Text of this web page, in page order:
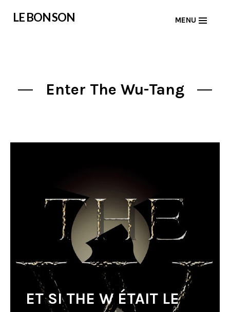
LE BON SON MENU
Enter The Wu-Tang
ET SI THE W ÉTAIT LE